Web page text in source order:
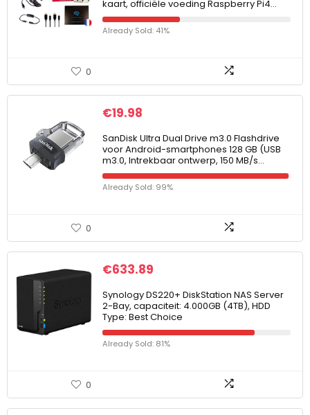
kaart, officiële voeding Raspberry Pi4…
Already Sold: 41%
0
€19.98
SanDisk Ultra Dual Drive m3.0 Flashdrive
voor Android-smartphones 128 GB (USB
m3.0, Intrekbaar ontwerp, 150 MB/s…
Already Sold: 99%
0
€633.89
Synology DS220+ DiskStation NAS Server
2-Bay, capaciteit: 4.000GB (4TB), HDD
Type: Best Choice
Already Sold: 81%
0